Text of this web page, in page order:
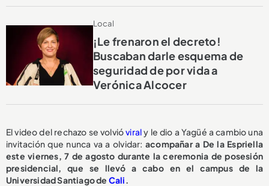
Local
¡Le frenaron el decreto!
Buscaban darle esquema de
seguridad de por vida a
Verónica Alcocer
El video del rechazo se volvióviraly le dio a Yagüé a cambio una
invitación que nunca va a olvidar: acompañar a De la Espriella
este viernes, 7 de agosto durante la ceremonia de posesión
presidencial, que se llevó a cabo en el campus de la
Universidad Santiago de Cali.